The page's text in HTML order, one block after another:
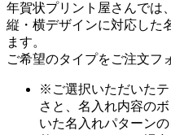
年賀状プリント屋さんでは
縦・横デザインに対応した
ます。
ご希望のタイプをご注文フ
※ご選択いただいたテ
さと、名入れ内容の
いた名入れパターン